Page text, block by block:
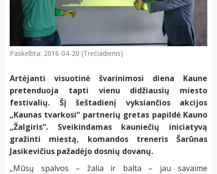
Paskelbta: 2016-04-20 (Trečiadienis)
Artėjanti visuotinė švarinimosi diena Kaune
pretenduoja tapti vienu didžiausių miesto
festivalių. Šį šeštadienį vyksiančios akcijos
„Kaunas tvarkosi“ partnerių gretas papildė Kauno
„Žalgiris“. Sveikindamas kauniečių iniciatyvą
gražinti miestą, komandos treneris Šarūnas
Jasikevičius pažadėjo dosnių dovanų.
„Mūsų spalvos – žalia ir balta – jau savaime